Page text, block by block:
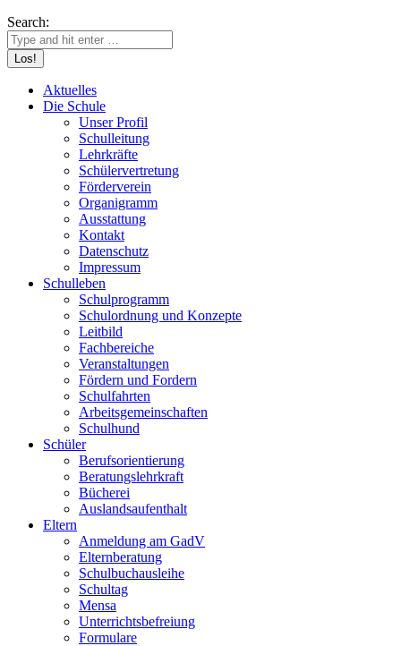
Search:
Aktuelles
Die Schule
Unser Profil
Schulleitung
Lehrkräfte
Schülervertretung
Förderverein
Organigramm
Ausstattung
Kontakt
Datenschutz
Impressum
Schulleben
Schulprogramm
Schulordnung und Konzepte
Leitbild
Fachbereiche
Veranstaltungen
Fördern und Fordern
Schulfahrten
Arbeitsgemeinschaften
Schulhund
Schüler
Berufsorientierung
Beratungslehrkraft
Bücherei
Auslandsaufenthalt
Eltern
Anmeldung am GadV
Elternberatung
Schulbuchausleihe
Schultag
Mensa
Unterrichtsbefreiung
Formulare